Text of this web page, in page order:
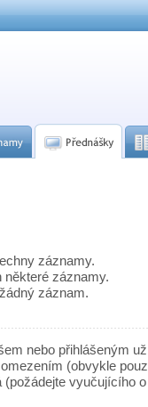
záznamy.
některé záznamy.
záznam.
nebo přihlášeným
(obvykle
(požádejte vyučujícího